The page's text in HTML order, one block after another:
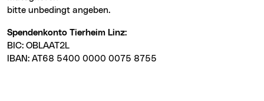
bitte unbedingt angeben.
Spendenkonto Tierheim Linz:
BIC: OBLAAT2L
IBAN: AT68 5400 0000 0075 8755